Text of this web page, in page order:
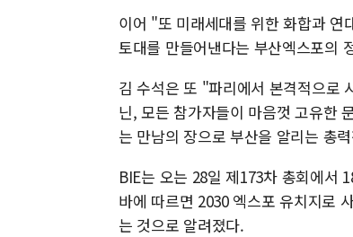
이어 "또 미래세대를 위한 화합과 연
토대를 만들어낸다는 부산엑스포의
김 수석은 또 "파리에서 본격적으로
닌, 모든 참가자들이 마음껏 고유한
는 만남의 장으로 부산을 알리는 총
BIE는 오는 28일 제173차 총회에서
바에 따르면 2030 엑스포 유치지로
는 것으로 알려졌다.